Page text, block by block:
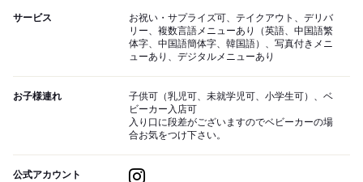
サービス
お祝い・サプライズ可、テイクアウト、デリバ
リー、複数言語メニューあり（英語、中国語繁
体字、中国語簡体字、韓国語）、写真付きメニ
ューあり、デジタルメニューあり
お子様連れ
子供可（乳児可、未就学児可、小学生可）、ベ
ビーカー入店可
入り口に段差がございますのでベビーカーの場
合お気をつけ下さい。
公式アカウント